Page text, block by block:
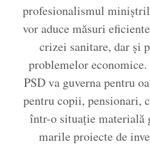
profesionalismul
vor aduce măsuri
crizei sanitare, dar și
problemelor economice.
PSD va guverna pentru
pentru copii, pensionari,
într-o situație materială
marile proiecte de